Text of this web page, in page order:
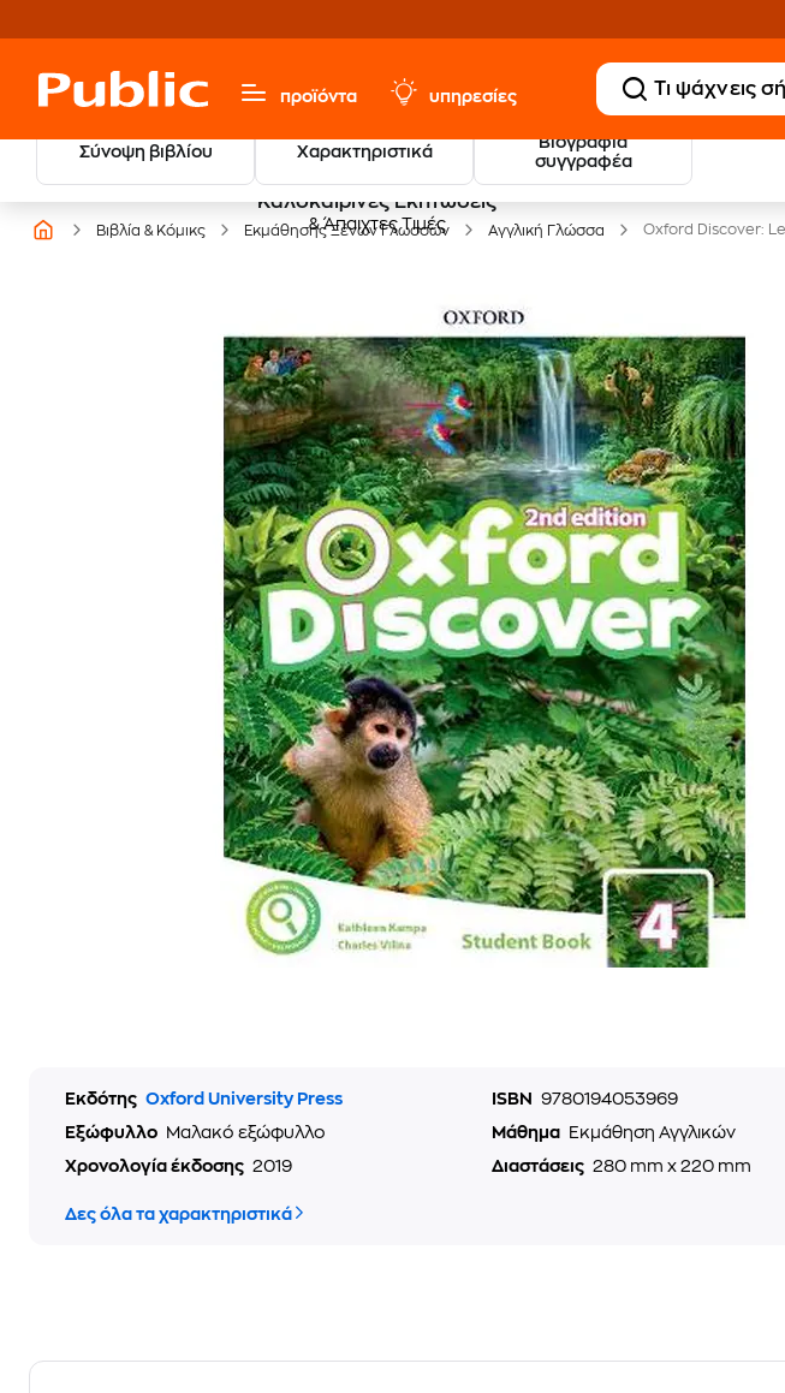
προϊόντα υπηρεσίες
Σύνοψη βιβλίου Χαρακτηριστικά
Βιογραφία
συγγραφέα
Καλοκαιρινές Εκπτώσεις
& Άπαιχτες Τιμές
20 € Public
με Snappi
Βιβλία & Κόμικς Εκμάθησης Ξένων Γλωσσών Αγγλική Γλώσσα Oxford Discover:
Εκδότης Oxford University Press ISBN
9780194053969
Εξώφυλλο
Μαλακό εξώφυλλο Μάθημα
Εκμάθηση Αγγλικών
Χρονολογία έκδοσης 2019 Διαστάσεις 280 mm x 220 mm
Δες όλα τα χαρακτηριστικά